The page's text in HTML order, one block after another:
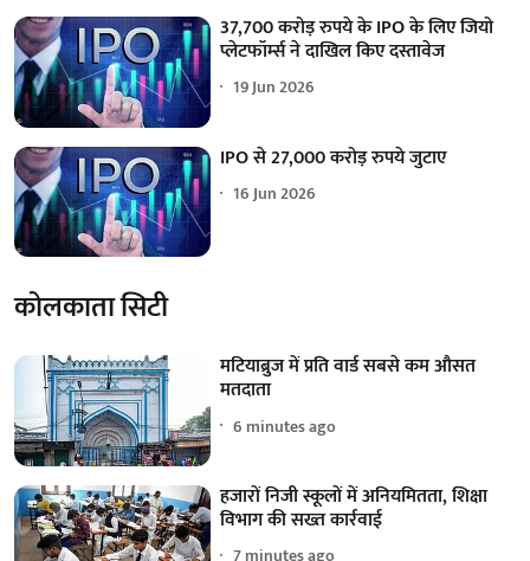
37,700 करोड़ रुपये के IPO के लिए जियो
प्लेटफॉर्म्स ने दाखिल किए दस्तावेज
19 Jun 2026
IPO से 27,000 करोड़ रुपये जुटाए
16 Jun 2026
कोलकाता सिटी
मटियाब्रुज में प्रति वार्ड सबसे कम औसत
मतदाता
6 minutes ago
हजारों निजी स्कूलों में अनियमितता, शिक्षा
विभाग की सख्त कार्रवाई